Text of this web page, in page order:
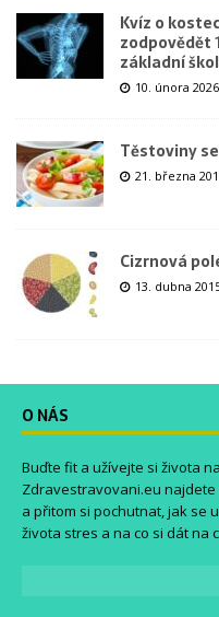
Kvíz o
zodpovědět
základní
10. února 2026
Těstoviny
21. března
Cizrnová
13. dubna
O NÁS
Buďte fit a užívejte si života
Zdravestravovani.eu najdete
a přitom si pochutnat, jak se
života stres a na co si dát na